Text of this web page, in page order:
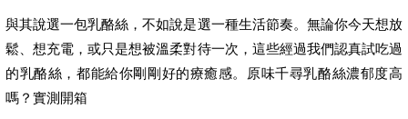
與其說選一包乳酪絲，不如說是選一種生活節奏。無論你今天想放
鬆、想充電，或只是想被溫柔對待一次，這些經過我們認真試吃過
的乳酪絲，都能給你剛剛好的療癒感。原味千尋乳酪絲濃郁度高
嗎？實測開箱